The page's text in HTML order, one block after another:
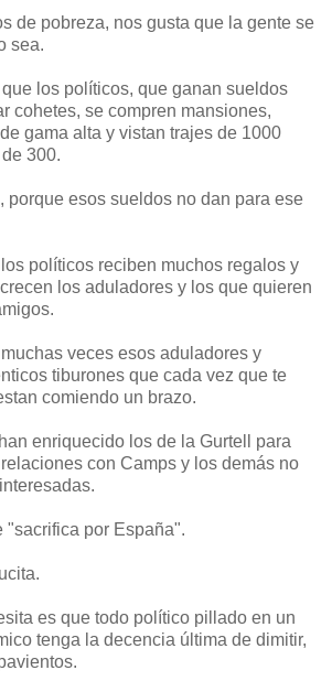
de pobreza, nos gusta que la gente se
sea.
los políticos, que ganan sueldos
cohetes, se compren mansiones,
gama alta y vistan trajes de 1000
300.
porque esos sueldos no dan para ese
políticos reciben muchos regalos y
los aduladores y los que quieren
veces esos aduladores y
tiburones que cada vez que te
comiendo un brazo.
enriquecido los de la Gurtell para
con Camps y los demás no
"sacrifica por España".
es que todo político pillado en un
tenga la decencia última de dimitir,